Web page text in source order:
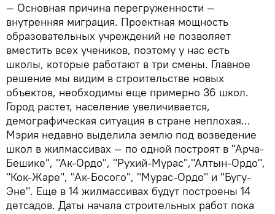
— Основная причина перегруженности —
внутренняя миграция. Проектная мощность
образовательных учреждений не позволяет
вместить всех учеников, поэтому у нас есть
школы, которые работают в три смены. Главное
решение мы видим в строительстве новых
объектов, необходимы еще примерно 36 школ.
Город растет, население увеличивается,
демографическая ситуация в стране неплохая...
Мэрия недавно выделила землю под возведение
школ в жилмассивах — по одной построят в "Арча-
Бешике", "Ак-Ордо", "Рухий-Мурас","Алтын-Ордо",
"Кок-Жаре", "Ак-Босого", "Мурас-Ордо" и "Бугу-
Эне". Еще в 14 жилмассивах будут построены 14
детсадов. Даты начала строительных работ пока